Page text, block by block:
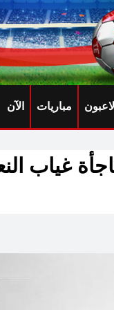
لاعبون مباريات الآن
غياب